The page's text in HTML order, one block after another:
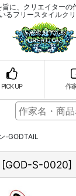
旨に、クリエイター
るフリースタイルク
PICK UP 作
-GODTAIL
[GOD-S-0020]